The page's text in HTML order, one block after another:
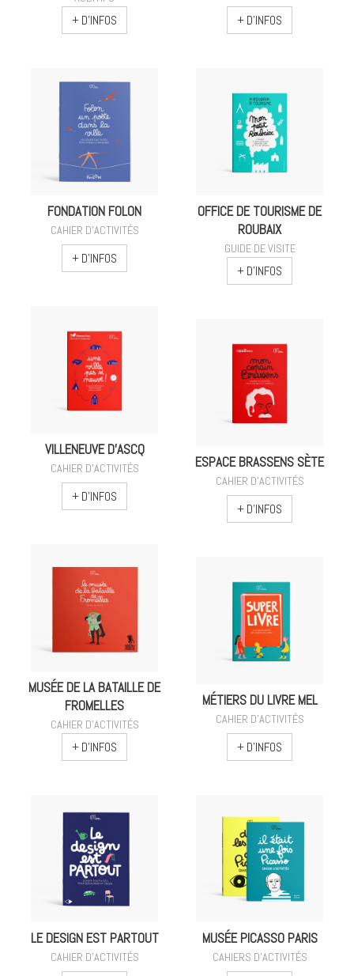
+ D'INFOS + D'INFOS
FONDATION FOLON
CAHIER D'ACTIVITÉS
+ D'INFOS
OFFICE DE TOURISME DE
ROUBAIX
GUIDE DE VISITE
+ D'INFOS
VILLENEUVE D'ASCQ
CAHIER D'ACTIVITÉS
+ D'INFOS
ESPACE BRASSENS SÈTE
CAHIER D'ACTIVITÉS
+ D'INFOS
MUSÉE DE LA BATAILLE DE
FROMELLES
CAHIER D'ACTIVITÉS
+ D'INFOS
MÉTIERS DU LIVRE MEL
CAHIER D'ACTIVITÉS
+ D'INFOS
LE DESIGN EST PARTOUT
CAHIER D'ACTIVITÉS
MUSÉE PICASSO PARIS
CAHIERS D'ACTIVITÉS